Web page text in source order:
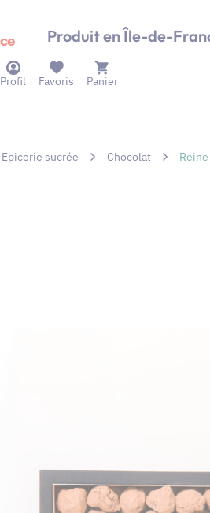
Produit en Île-de-
Profil Panier
Favoris
Epicerie sucrée Chocolat